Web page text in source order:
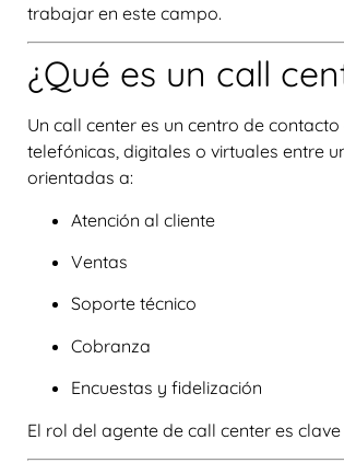
trabajar en este campo.
¿Qué es un call
Un call center es un centro de
telefónicas, digitales o virtuales entre
orientadas a:
Atención al cliente
Ventas
Soporte técnico
Cobranza
Encuestas y fidelización
El rol del agente de call center es